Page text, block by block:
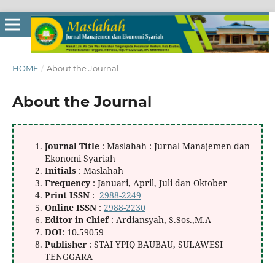
HOME / About the Journal
About the Journal
Journal Title : Maslahah : Jurnal Manajemen dan
Ekonomi Syariah
Initials : Maslahah
Frequency : Januari, April, Juli dan Oktober
Print ISSN : 2988-2249
Online ISSN : 2988-2230
Editor in Chief : Ardiansyah, S.Sos.,M.A
DOI: 10.59059
Publisher : STAI YPIQ BAUBAU, SULAWESI
TENGGARA